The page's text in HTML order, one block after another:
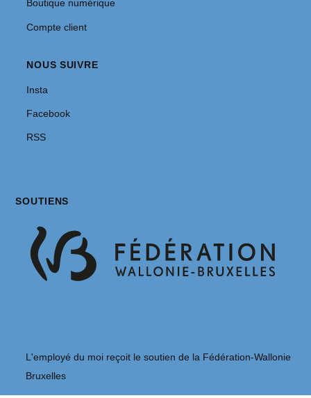
Boutique numérique
Compte client
NOUS SUIVRE
Insta
Facebook
RSS
SOUTIENS
L'employé du moi reçoit le soutien de la Fédération-Wallonie
Bruxelles